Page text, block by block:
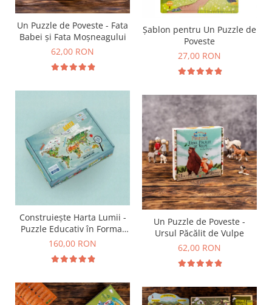
Un Puzzle de Poveste - Fata
Babei și Fata Moșneagului
62,00 RON
Șablon pentru Un Puzzle de
Poveste
27,00 RON
Construiește Harta Lumii -
Puzzle Educativ în Format
Mare
160,00 RON
Un Puzzle de Poveste -
Ursul Păcălit de Vulpe
62,00 RON